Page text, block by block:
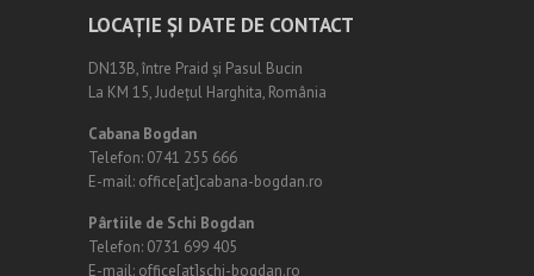
LOCAȚIE ȘI DATE DE CONTACT
DN13B, între Praid și Pasul Bucin
La KM 15, Județul Harghita, România
Cabana Bogdan
Telefon: 0741 255 666
E-mail: office[at]cabana-bogdan.ro
Pârtiile de Schi Bogdan
Telefon: 0731 699 405
E-mail: office[at]schi-bogdan.ro